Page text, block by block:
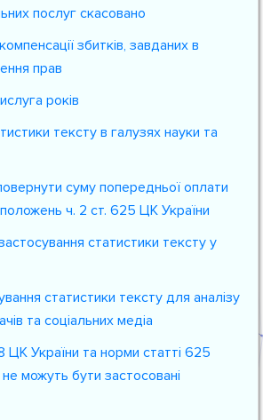
послуг скасовано
збитків, завданих в
прав
років
тексту в галузях науки та
суму попередньої оплати
ч. 2 ст. 625 ЦК України
статистики тексту у
статистики тексту для аналізу
та соціальних медіа
ЦК України та норми статті 625
можуть бути застосовані